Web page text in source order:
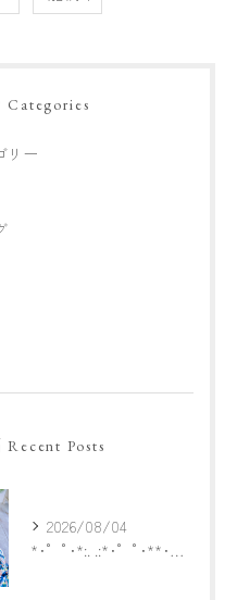
Categories
リー
Recent Posts
2026/08/04
*･゜ﾟ･*:. .:*･゜ﾟ･**･゜ﾟ･*:.